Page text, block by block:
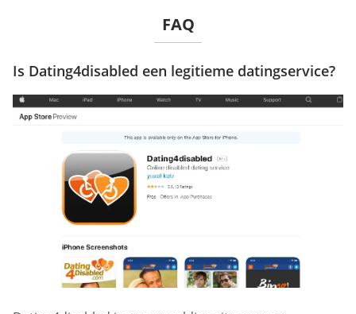
FAQ
Is Dating4disabled een legitieme datingservice?